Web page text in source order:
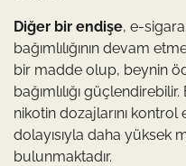
Diğer bir endişe, e-
bağımlılığının devam
bir madde olup, beynin
bağımlılığı
nikotin dozajlarını
dolayısıyla daha yüksek
bulunmaktadır.